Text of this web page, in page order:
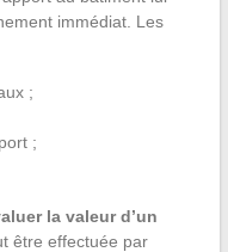
immédiat. Les
;
;
la valeur d’un
être effectuée par